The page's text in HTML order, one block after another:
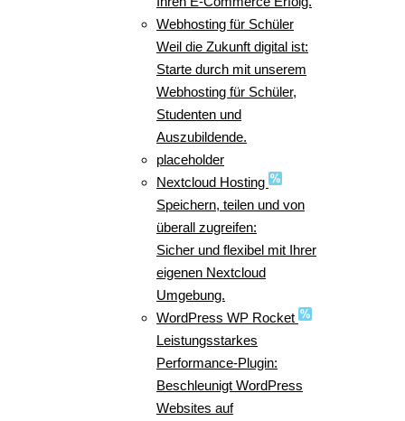
Webhosting für Schüler
Weil die Zukunft digital ist:
Starte durch mit unserem
Webhosting für Schüler,
Studenten und
Auszubildende.
placeholder
Nextcloud Hosting
Speichern, teilen und von
überall zugreifen:
Sicher und flexibel mit Ihrer
eigenen Nextcloud
Umgebung.
WordPress WP Rocket
Leistungsstarkes
Performance-Plugin:
Beschleunigt WordPress
Websites auf